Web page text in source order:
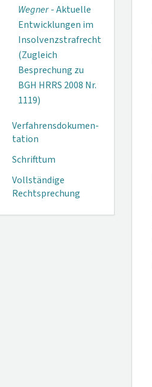
Wegner- Aktuelle
Entwicklungen im
Insolvenzstrafrecht
(Zugleich
Besprechung zu
BGH HRRS 2008 Nr.
1119)
Verfahrensdokumen­
tation
Schrifttum
Vollständige
Rechtsprechung